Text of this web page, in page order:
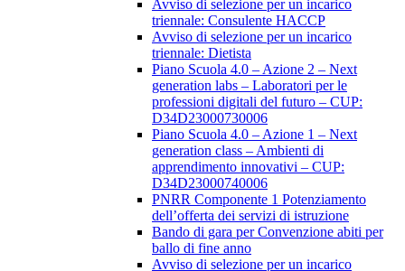
Avviso di selezione per un incarico
triennale: Consulente HACCP
Avviso di selezione per un incarico
triennale: Dietista
Piano Scuola 4.0 – Azione 2 – Next
generation labs – Laboratori per le
professioni digitali del futuro – CUP:
D34D23000730006
Piano Scuola 4.0 – Azione 1 – Next
generation class – Ambienti di
apprendimento innovativi – CUP:
D34D23000740006
PNRR Componente 1 Potenziamento
dell’offerta dei servizi di istruzione
Bando di gara per Convenzione abiti per
ballo di fine anno
Avviso di selezione per un incarico